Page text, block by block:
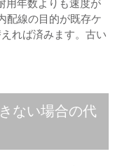
用年数よりも速度が
配線の目的が既存ケ
れば済みます。古い
ない場合の代